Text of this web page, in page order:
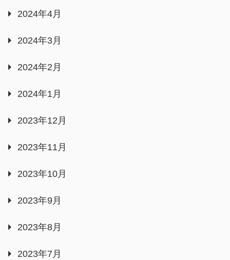
2024年4月
2024年3月
2024年2月
2024年1月
2023年12月
2023年11月
2023年10月
2023年9月
2023年8月
2023年7月